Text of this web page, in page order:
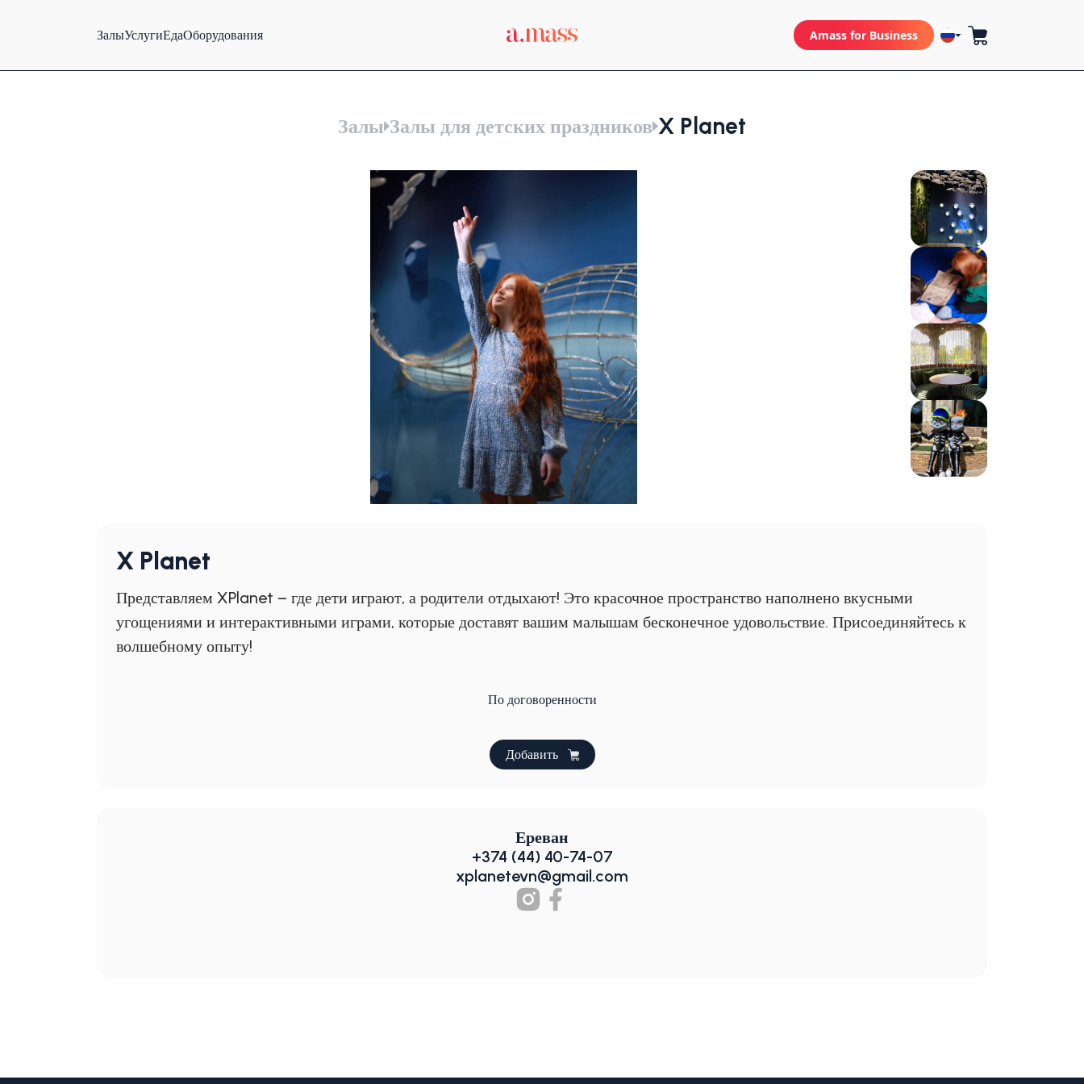
ЗалыУслугиЕдаОборудования Amass for Business
Залы Залы для детских праздников X Planet
X Planet
Представляем XPlanet – где дети играют, а родители отдыхают! Это красочное пространство наполнено вкусными
угощениями и интерактивными играми, которые доставят вашим малышам бесконечное удовольствие. Присоединяйтесь к
волшебному опыту!
По договоренности
Добавить
Ереван
+374 (44) 40-74-07
xplanetevn@gmail.com